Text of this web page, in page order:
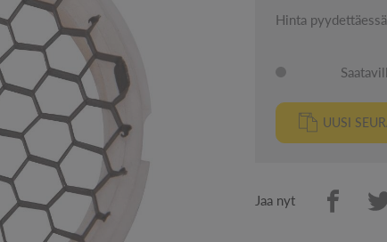
Hinta pyydettäessä
UUSI
Jaa nyt